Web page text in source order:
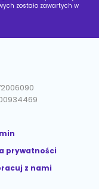
zostało zawartych w
prywatności
z nami